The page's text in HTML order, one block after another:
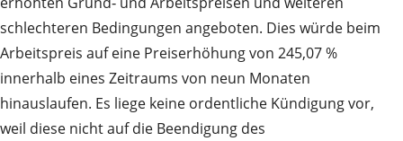
schlechteren Bedingungen angeboten. Dies würde beim
Arbeitspreis auf eine Preiserhöhung von 245,07 %
innerhalb eines Zeitraums von neun Monaten
hinauslaufen. Es liege keine ordentliche Kündigung vor,
weil diese nicht auf die Beendigung des